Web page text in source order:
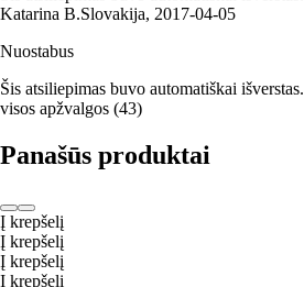
Katarina B.Slovakija, 2017‑04‑05
Nuostabus
Šis atsiliepimas buvo automatiškai išverstas.
visos apžvalgos (43)
Panašūs produktai
Į krepšelį
Į krepšelį
Į krepšelį
Į krepšelį